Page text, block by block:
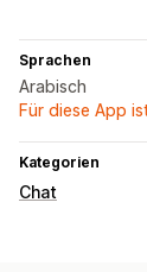
Sprachen
Arabisch
Für diese App
Kategorien
Chat